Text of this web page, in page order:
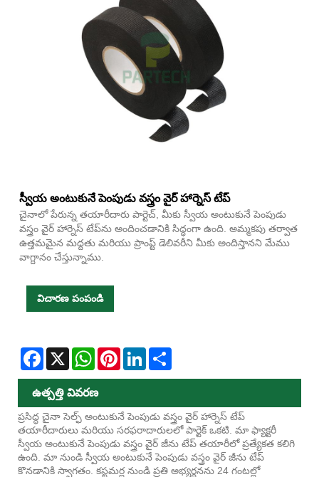
స్వీయ అంటుకునే పెంపుడు వస్త్రం వైర్ హార్నెస్ టేప్
చైనాలో పేరున్న తయారీదారు పార్టెచ్, మీకు స్వీయ అంటుకునే పెంపుడు
వస్త్రం వైర్ హార్నెస్ టేప్‌ను అందించడానికి సిద్ధంగా ఉంది. అమ్మకపు తర్వాత
ఉత్తమమైన మద్దతు మరియు ప్రాంప్ట్ డెలివరీని మీకు అందిస్తానని మేము
వాగ్దానం చేస్తున్నాము.
విచారణ పంపండి
Facebook
X WhatsAppPinterestLinkedIn
ఉత్పత్తి వివరణ
ప్రసిద్ధ చైనా సెల్ఫ్ అంటుకునే పెంపుడు వస్త్రం వైర్ హార్నెస్ టేప్
తయారీదారులు మరియు సరఫరాదారులలో పార్టెక్ ఒకటి. మా ఫ్యాక్టరీ
స్వీయ అంటుకునే పెంపుడు వస్త్రం వైర్ జీను టేప్ తయారీలో ప్రత్యేకత కలిగి
ఉంది. మా నుండి స్వీయ అంటుకునే పెంపుడు వస్త్రం వైర్ జీను టేప్
కొనడానికి స్వాగతం. కస్టమర్ల నుండి ప్రతి అభ్యర్థనను 24 గంటల్లో